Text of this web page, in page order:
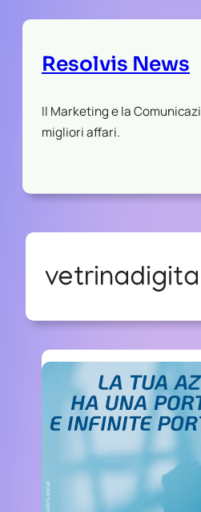
Resolvis News
Il Marketing e la
migliori affari.